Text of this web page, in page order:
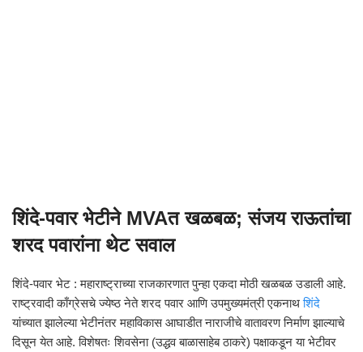
शिंदे-पवार भेटीने MVAत खळबळ; संजय राऊतांचा
शरद पवारांना थेट सवाल
शिंदे-पवार भेट : महाराष्ट्राच्या राजकारणात पुन्हा एकदा मोठी खळबळ उडाली आहे.
राष्ट्रवादी काँग्रेसचे ज्येष्ठ नेते शरद पवार आणि उपमुख्यमंत्री एकनाथशिंदे
यांच्यात झालेल्या भेटीनंतर महाविकास आघाडीत नाराजीचे वातावरण निर्माण झाल्याचे
दिसून येत आहे. विशेषतः शिवसेना (उद्धव बाळासाहेब ठाकरे) पक्षाकडून या भेटीवर